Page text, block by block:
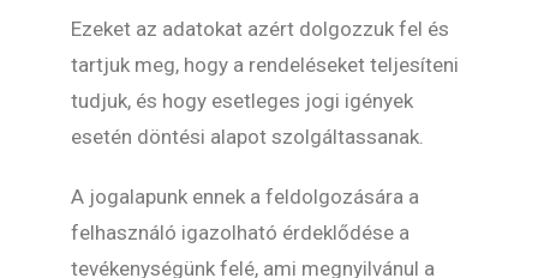
Ezeket az adatokat azért dolgozzuk fel és
tartjuk meg, hogy a rendeléseket teljesíteni
tudjuk, és hogy esetleges jogi igények
esetén döntési alapot szolgáltassanak.
A jogalapunk ennek a feldolgozására a
felhasználó igazolható érdeklődése a
tevékenységünk felé, ami megnyilvánul a